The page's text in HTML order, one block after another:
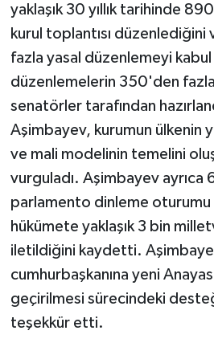
yaklaşık 30 yıllık tarihinde
kurul toplantısı
fazla yasal düzenlemeyi kabul
düzenlemelerin 350'den
senatörler tarafından
Aşimbayev, kurumun ülkenin
ve mali modelinin temelini
vurguladı. Aşimbayev ayrıca
parlamento dinleme
hükümete yaklaşık 3 bin
iletildiğini kaydetti.
cumhurbaşkanına yeni
geçirilmesi sürecindeki
teşekkür etti.
Sağlık
SİYASET
SPOR HABERLERİ
TEKNOLOJİ
Turizm
ÜLKE GÜNDEMİ
YAŞAM
YEREL